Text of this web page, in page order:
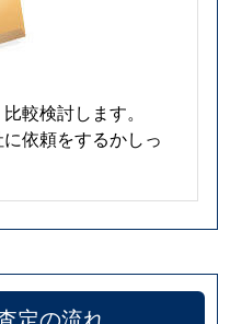
較検討します。
依頼をするかしっ
定の流れ